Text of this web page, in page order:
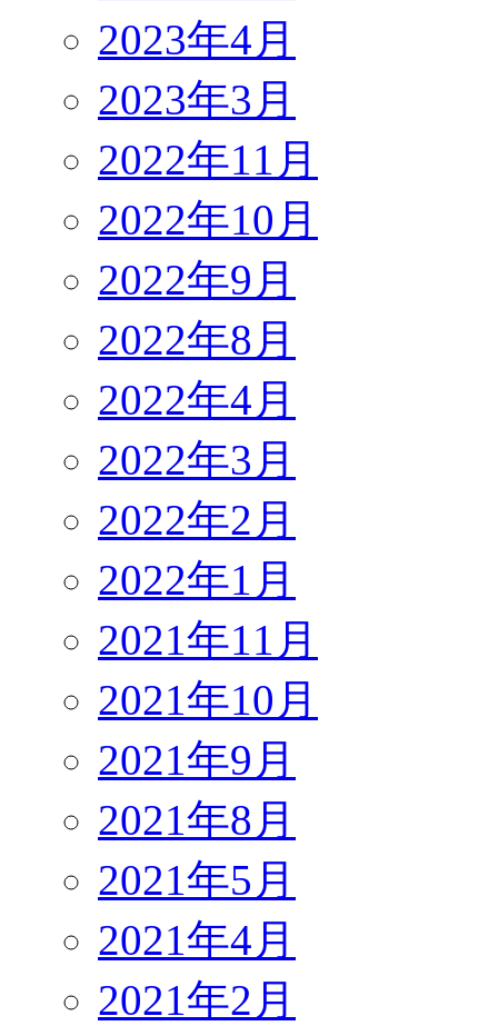
2023年4月
2023年3月
2022年11月
2022年10月
2022年9月
2022年8月
2022年4月
2022年3月
2022年2月
2022年1月
2021年11月
2021年10月
2021年9月
2021年8月
2021年5月
2021年4月
2021年2月